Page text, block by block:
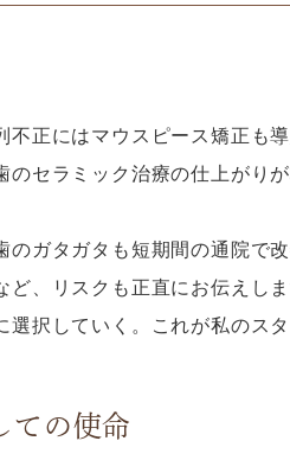
正にはマウスピース矯正も導
セラミック治療の仕上がりが
ガタガタも短期間の通院で改
、リスクも正直にお伝えしま
択していく。これが私のスタ
ての使命